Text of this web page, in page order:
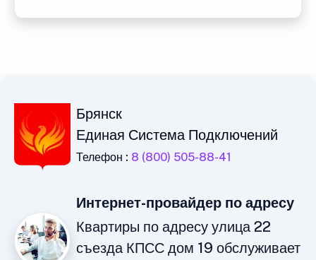
Брянск
Единая Система Подключений
Телефон : 8 (800) 505-88-41
Интернет-провайдер по адресу
Квартиры по адресу улица 22
съезда КПСС дом 19 обслуживает